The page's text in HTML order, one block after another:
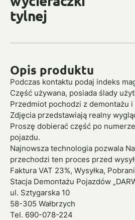
tylnej
Opis produktu
Podczas kontaktu podaj indeks
Część używana, posiada ślady
Przedmiot pochodzi z demontażu
Zdjęcia przedstawiają realny
Proszę dobierać część po
pojazdu.
Najnowsza technologia pozwala
przechodzi ten proces przed
Faktura VAT 23%, Wysyłka,
Stacja Demontażu Pojazdów
ul. Sztygarska 10
58-305 Wałbrzych
Tel. 690-078-224